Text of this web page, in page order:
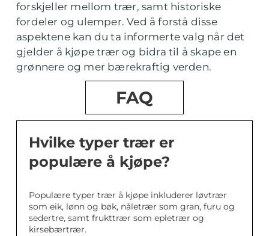
forskjeller mellom trær, samt historiske
fordeler og ulemper. Ved å forstå disse
aspektene kan du ta informerte valg når det
gjelder å kjøpe trær og bidra til å skape en
grønnere og mer bærekraftig verden.
FAQ
Hvilke typer trær er
populære å kjøpe?
Populære typer trær å kjøpe inkluderer løvtrær
som eik, lønn og bøk, nåletrær som gran, furu og
sedertre, samt frukttrær som epletrær og
kirsebærtrær.